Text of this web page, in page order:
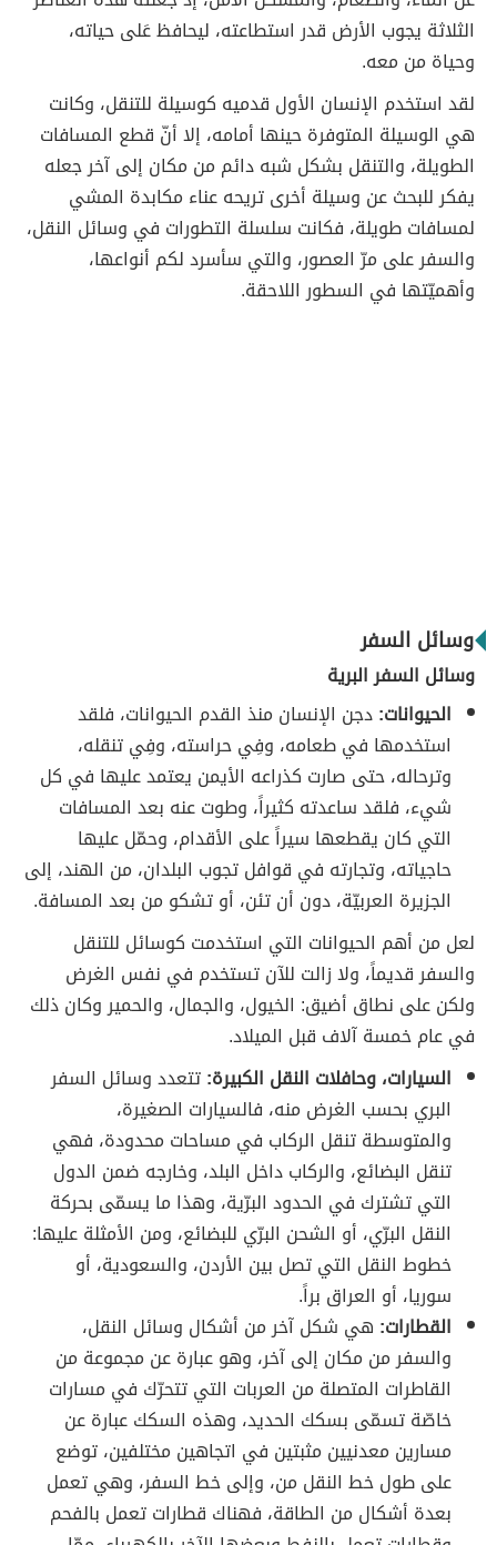
الثلاثة يجوب الأرض قدر استطاعته، ليحافظ عَلى حياته،
وحياة من معه.
لقد استخدم الإنسان الأول قدميه كوسيلة للتنقل، وكانت
هي الوسيلة المتوفرة حينها أمامه، إلا أنّ قطع المسافات
الطويلة، والتنقل بشكل شبه دائم من مكان إلى آخر جعله
يفكر للبحث عن وسيلة أخرى تريحه عناء مكابدة المشي
لمسافات طويلة، فكانت سلسلة التطورات في وسائل النقل،
والسفر على مرّ العصور، والتي سأسرد لكم أنواعها،
وأهميّتها في السطور اللاحقة.
وسائل السفر
وسائل السفر البرية
الحيوانات:دجن الإنسان منذ القدم الحيوانات، فلقد
استخدمها في طعامه، وفِي حراسته، وفِي تنقله،
وترحاله، حتى صارت كذراعه الأيمن يعتمد عليها في كل
شيء، فلقد ساعدته كثيراً، وطوت عنه بعد المسافات
التي كان يقطعها سيراً على الأقدام، وحمّل عليها
حاجياته، وتجارته في قوافل تجوب البلدان، من الهند، إلى
الجزيرة العربيّة، دون أن تئن، أو تشكو من بعد المسافة.
لعل من أهم الحيوانات التي استخدمت كوسائل للتنقل
والسفر قديماً، ولا زالت للآن تستخدم في نفس الغرض
ولكن على نطاق أضيق: الخيول، والجمال، والحمير وكان ذلك
في عام خمسة آلاف قبل الميلاد.
السيارات، وحافلات النقل الكبيرة:تتعدد وسائل السفر
البري بحسب الغرض منه، فالسيارات الصغيرة،
والمتوسطة تنقل الركاب في مساحات محدودة، فهي
تنقل البضائع، والركاب داخل البلد، وخارجه ضمن الدول
التي تشترك في الحدود البرّية، وهذا ما يسمّى بحركة
النقل البرّي، أو الشحن البرّي للبضائع، ومن الأمثلة عليها:
خطوط النقل التي تصل بين الأردن، والسعودية، أو
سوريا، أو العراق براً.
القطارات: هي شكل آخر من أشكال وسائل النقل،
والسفر من مكان إلى آخر، وهو عبارة عن مجموعة من
القاطرات المتصلة من العربات التي تتحرّك في مسارات
خاصّة تسمّى بسكك الحديد، وهذه السكك عبارة عن
مسارين معدنيين مثبتين في اتجاهين مختلفين، توضع
على طول خط النقل من، وإلى خط السفر، وهي تعمل
بعدة أشكال من الطاقة، فهناك قطارات تعمل بالفحم